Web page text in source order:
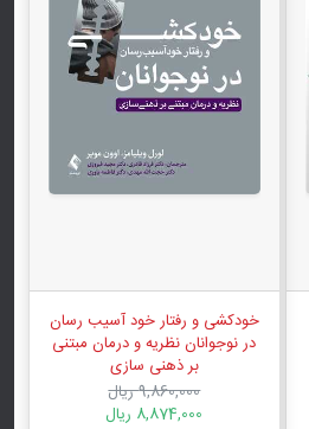
خودکشی و رفتار خود آسیب رسان
در نوجوانان نظریه و درمان مبتنی
بر ذهنی سازی
9,860,000 ریال
8,874,000 ریال